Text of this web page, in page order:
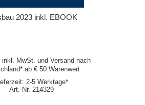
2023 inkl. EBOOK
inkl. MwSt. undVersand nach
ab € 50 Warenwert
2-5 Werktage*
Art.-Nr. 214329